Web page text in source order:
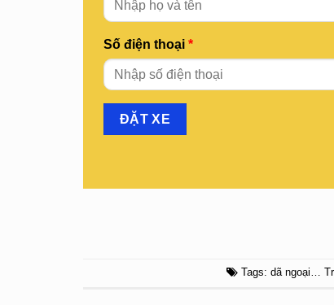
Số điện thoại *
Tags:dã ngoại…